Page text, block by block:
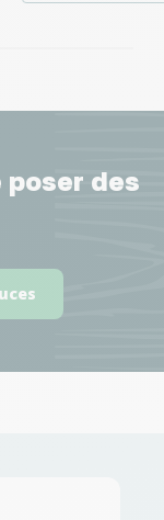
poser des